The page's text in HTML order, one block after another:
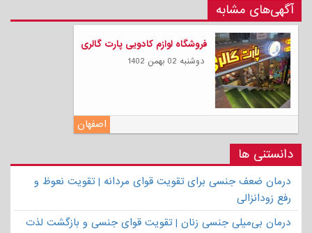
آگهی‌های مشابه
فروشگاه لوازم کادویی پارت گالری
دوشنبه 02 بهمن 1402
اصفهان
دانستنی ها
درمان ضعف جنسی برای تقویت قوای مردانه | تقویت نعوظ و
رفع زودانزالی
درمان بی‌میلی جنسی زنان | تقویت قوای جنسی و بازگشت لذت